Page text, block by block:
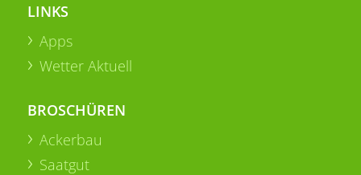
LINKS
Apps
Wetter Aktuell
BROSCHÜREN
Ackerbau
Saatgut